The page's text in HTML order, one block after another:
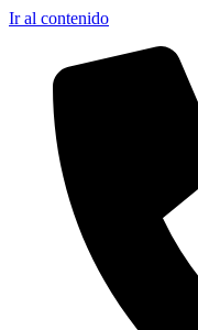
Ir al contenido